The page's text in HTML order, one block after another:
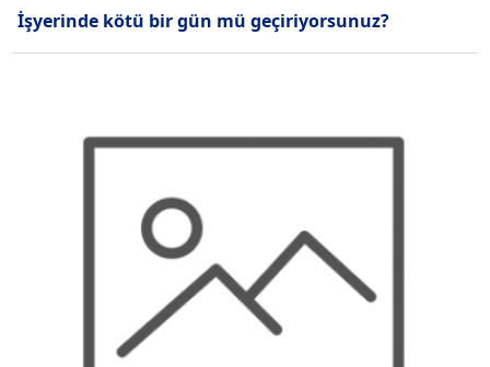
İşyerinde kötü bir gün mü geçiriyorsunuz?